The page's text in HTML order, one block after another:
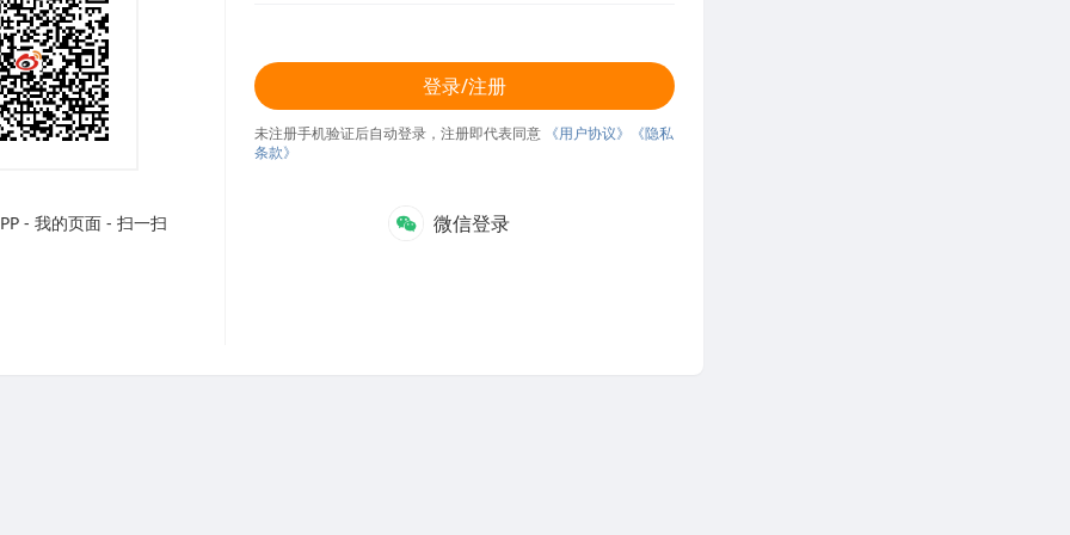
- 我的页面 - 扫一扫
登录/注册
未注册手机验证后自动登录，注册即代表同意 《用户协议》
《隐私
条款》
微信登录